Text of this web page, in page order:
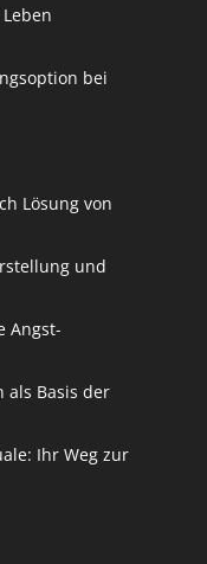
bei
Lösung von
und
Angst-
als Basis der
Ihr Weg zur